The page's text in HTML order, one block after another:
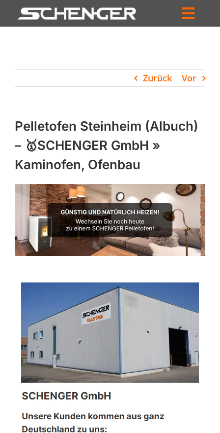
Inhalt
HÄNDLERSUCHE
UNTERNEHMEN
PROFIL
WARENKORB
PRODUCTS
SEARCH
Zurück Vor
Pelletofen Steinheim (Albuch)
– 🥇SCHENGER GmbH »
Kaminofen, Ofenbau